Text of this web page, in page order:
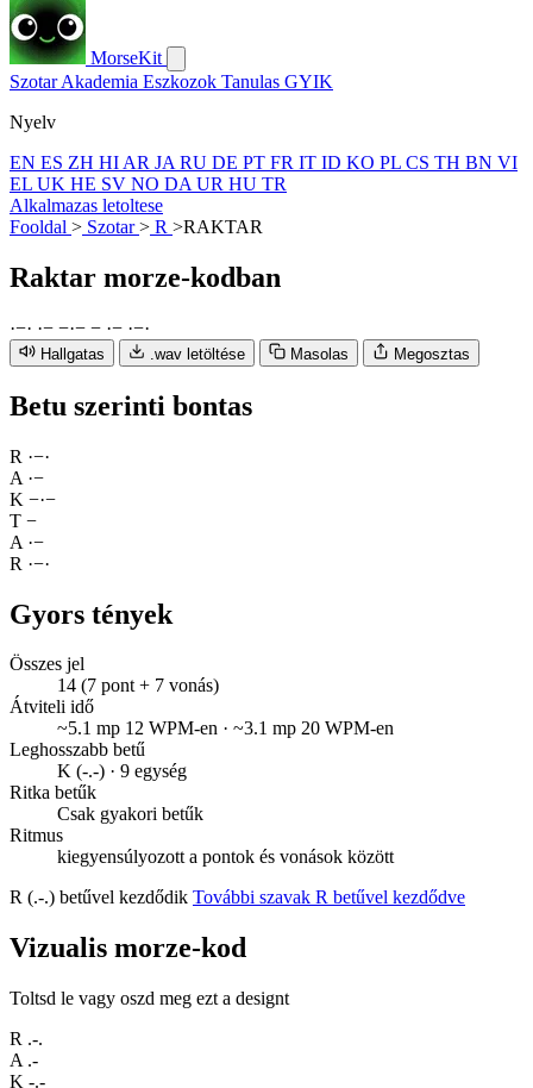
MorseKit
SzotarAkademia Eszkozok Tanulas GYIK
Nyelv
EN ES ZH HI AR JA RU DE PT FR IT ID KO PL CS TH BN VI
EL UK HE SV NO DA UR HU TR
Alkalmazas letoltese
Fooldal > Szotar> R >RAKTAR
Raktar morze-kodban
·−· ·− −·− − ·− ·−·
Hallgatas .wav letöltése Masolas Megosztas
Betu szerinti bontas
R ·−·
A ·−
K −·−
T −
A ·−
R ·−·
Gyors tények
Összes jel
14 (7 pont + 7 vonás)
Átviteli idő
~5.1 mp 12 WPM-en · ~3.1 mp 20 WPM-en
Leghosszabb betű
K (-.-) · 9 egység
Ritka betűk
Csak gyakori betűk
Ritmus
kiegyensúlyozott a pontok és vonások között
R (.-.) betűvel kezdődik További szavak R betűvel kezdődve
Vizualis morze-kod
Toltsd le vagy oszd meg ezt a designt
R .-.
A .-
K -.-